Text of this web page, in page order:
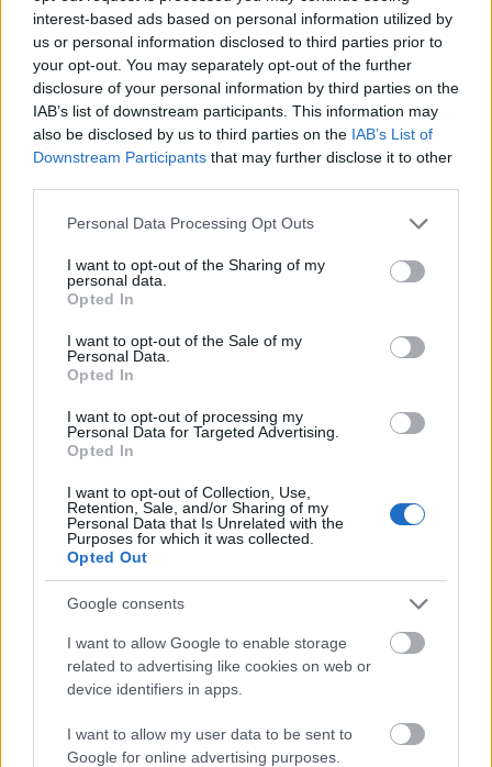
interest-based ads based on personal information utilized by
us or personal information disclosed to third parties prior to
your opt-out. You may separately opt-out of the further
disclosure of your personal information by third parties on the
IAB’s list of downstream participants. This information may
also be disclosed by us to third parties on the IAB’s List of
Downstream Participants that may further disclose it to other
Please note that this website/app uses one or more Google
not limited to your visit or usage behaviour. You may click to
grant or deny consent to Google and its third-party tags to
use your data for below specified purposes in below Google
consent section.
Personal Data Processing Opt Outs
I want to opt-out of the Sharing of my
personal data.
Opted In
I want to opt-out of the Sale of my
Personal Data.
Opted In
I want to opt-out of processing my
Personal Data for Targeted Advertising.
Opted In
I want to opt-out of Collection, Use,
Retention, Sale, and/or Sharing of my
Personal Data that Is Unrelated with the
Purposes for which it was collected.
Opted Out
Google consents
I want to allow Google to enable storage
related to advertising like cookies on web or
device identifiers in apps.
I want to allow my user data to be sent to
Google for online advertising purposes.